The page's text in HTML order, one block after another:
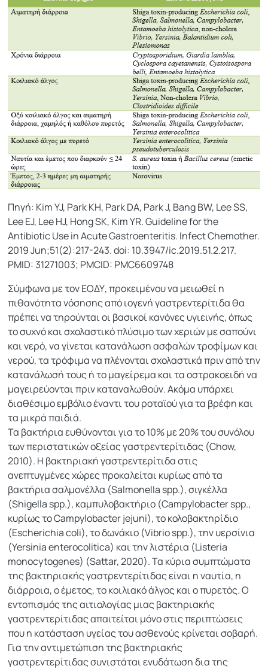
Πηγή: Kim YJ, Park KH, Park DA, Park J, Bang BW, Lee SS,
Lee EJ, Lee HJ, Hong SK, Kim YR. Guideline for the
Antibiotic Use in Acute Gastroenteritis. Infect Chemother.
2019 Jun;51(2):217-243. doi: 10.3947/ic.2019.51.2.217.
PMID: 31271003; PMCID: PMC6609748
Σύμφωνα με τον ΕΟΔΥ, προκειμένου να μειωθεί η
πιθανότητα νόσησης από ιογενή γαστρεντερίτιδα θα
πρέπει να τηρούνται οι βασικοί κανόνες υγιεινής, όπως
το συχνό και σχολαστικό πλύσιμο των χεριών με σαπούνι
και νερό, να γίνεται κατανάλωση ασφαλών τροφίμων και
νερού, τα τρόφιμα να πλένονται σχολαστικά πριν από την
κατανάλωσή τους ή το μαγείρεμα και τα οστρακοειδή να
μαγειρεύονται πριν καταναλωθούν. Ακόμα υπάρχει
διαθέσιμο εμβόλιο έναντι του ροταϊού για τα βρέφη και
τα μικρά παιδιά.
Τα βακτήρια ευθύνονται για το 10% με 20% του συνόλου
των περιστατικών οξείας γαστρεντερίτιδας (Chow,
2010). Η βακτηριακή γαστρεντερίτιδα στις
ανεπτυγμένες χώρες προκαλείται κυρίως από τα
βακτήρια σαλμονέλλα (Salmonella spp.), σιγκέλλα
(Shigella spp.), καμπυλοβακτήριο (Campylobacter spp.,
κυρίως το Campylobacter jejuni), το κολοβακτηρίδιο
(Escherichia coli), το δωνάκιο (Vibrio spp.), την υερσίνια
(Yersinia enterocolitica) και την λιστέρια (Listeria
monocytogenes) (Sattar, 2020). Τα κύρια συμπτώματα
της βακτηριακής γαστρεντερίτιδας είναι η ναυτία, η
διάρροια, ο έμετος, το κοιλιακό άλγος και ο πυρετός. Ο
εντοπισμός της αιτιολογίας μιας βακτηριακής
γαστρεντερίτιδας απαιτείται μόνο στις περιπτώσεις
που η κατάσταση υγείας του ασθενούς κρίνεται σοβαρή.
Για την αντιμετώπιση της βακτηριακής
γαστρεντερίτιδας συνιστάται ενυδάτωση δια της